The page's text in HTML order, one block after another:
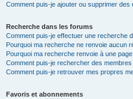
Comment puis-je ajouter ou supprimer des
Recherche dans les forums
Comment puis-je effectuer une recherche
Pourquoi ma recherche ne renvoie aucun
Pourquoi ma recherche renvoie à une
Comment puis-je rechercher des membres
Comment puis-je retrouver mes propres
Favoris et abonnements